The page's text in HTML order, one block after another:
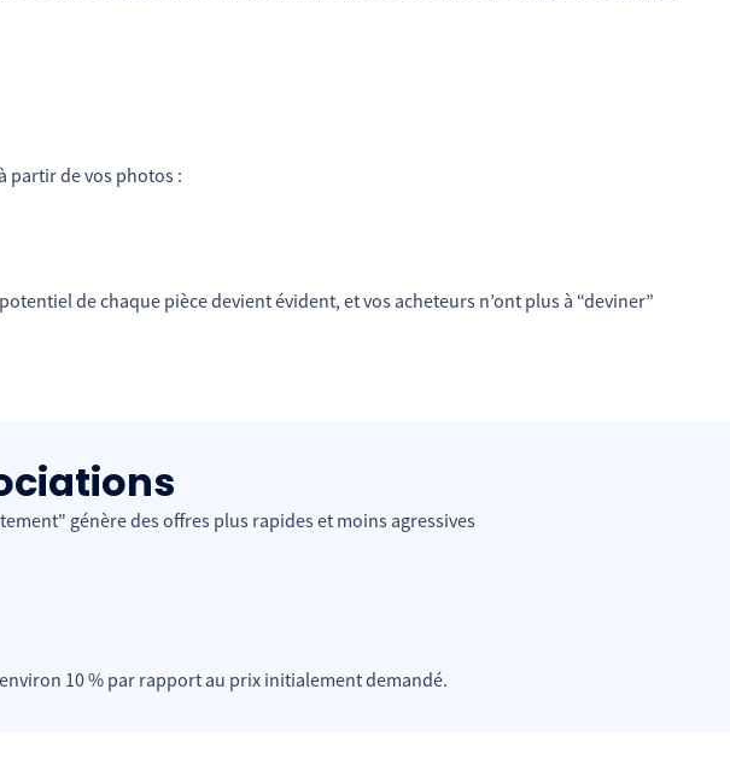
partir de vos photos :
de chaque pièce devient évident, et vos acheteurs n’ont plus à “deviner”
génère des offres plus rapides et moins agressives
10 % par rapport au prix initialement demandé.